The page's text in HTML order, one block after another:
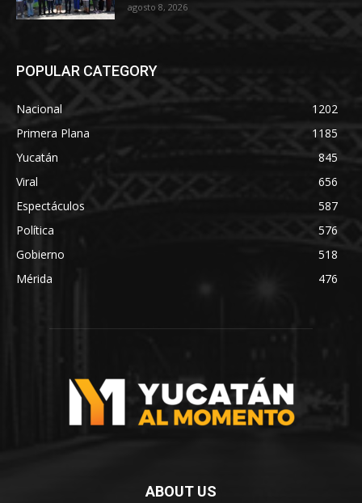
agosto 8, 2026
POPULAR CATEGORY
Nacional
1202
Primera Plana
1185
Yucatán
845
Viral
656
Espectáculos
587
Política
576
Gobierno
518
Mérida
476
ABOUT US